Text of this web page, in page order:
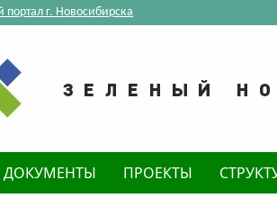
г. Новосибирска
ДОКУМЕНТЫ ПРОЕКТЫ